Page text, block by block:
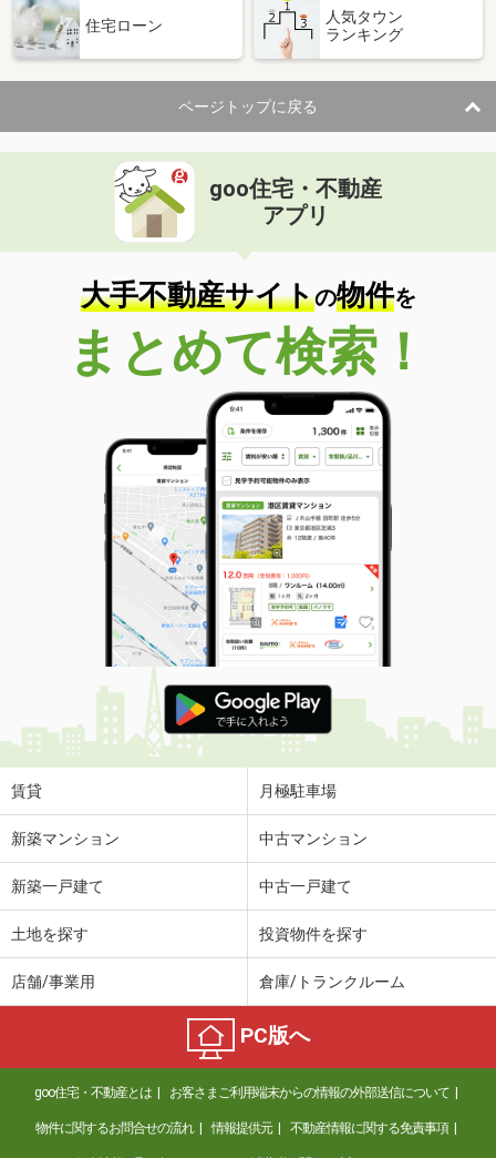
住宅ローン
人気タウン
ランキング
ページトップに戻る
goo住宅・不動産
アプリ
大手不動産サイトの物件を
まとめて検索！
賃貸 月極駐車場
新築マンション 中古マンション
新築一戸建て 中古一戸建て
土地を探す 投資物件を探す
店舗/事業用 倉庫/トランクルーム
PC版へ
goo住宅・不動産とは お客さまご利用端末からの情報の外部送信について
物件に関するお問合せの流れ 情報提供元 不動産情報に関する免責事項